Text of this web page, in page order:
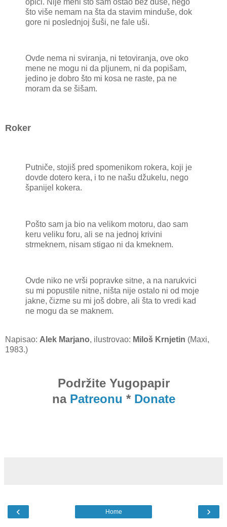
što više nemam na šta da stavim minduše, dok
gore ni poslednjoj šuši, ne fale uši.
Ovde nema ni sviranja, ni tetoviranja, ove oko
mene ne mogu ni da pljunem, ni da popišam,
jedino je dobro što mi kosa ne raste, pa ne
moram da se šišam.
Roker
Putniče, stojiš pred spomenikom rokera, koji je
dovde dotero kera, i to ne našu džukelu, nego
španijel kokera.
Pošto sam ja bio na velikom motoru, dao sam
keru veliku foru, ali se na jednoj krivini
strmeknem, nisam stigao ni da kmeknem.
Ovde niko ne vrši popravke sitne, a na narukvici
su mi popustile nitne, ništa nije ostalo ni od moje
jakne, čizme su mi još dobre, ali šta to vredi kad
ne mogu da se maknem.
Napisao: Alek Marjano, ilustrovao: Miloš Krnjetin (Maxi,
1983.)
Podržite Yugopapir
na Patreonu * Donate
‹ ›
Home